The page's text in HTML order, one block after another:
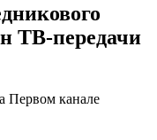
ТВ-передачи